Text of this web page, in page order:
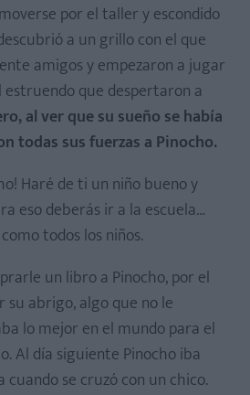
por el taller y escondido
a un grillo con el que
amigos y empezaron a jugar
que despertaron a
al ver que su sueño se había
todas sus fuerzas a Pinocho.
Haré de ti un niño bueno y
eso deberás ir a la escuela…
todos los niños.
un libro a Pinocho, por el
abrigo, algo que no le
lo mejor en el mundo para el
Al día siguiente Pinocho iba
cuando se cruzó con un chico.